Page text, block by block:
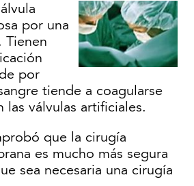
por una
Tienen
por
tiende a coagularse
las válvulas artificiales.
que la cirugía
es mucho más segura
sea necesaria una cirugía